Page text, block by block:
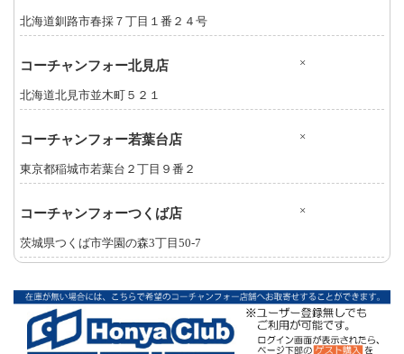
北海道釧路市春採７丁目１番２４号
コーチャンフォー北見店 ×
北海道北見市並木町５２１
コーチャンフォー若葉台店 ×
東京都稲城市若葉台２丁目９番２
コーチャンフォーつくば店 ×
茨城県つくば市学園の森3丁目50-7